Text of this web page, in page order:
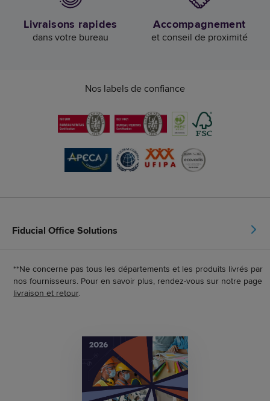
Livraisons rapides
dans votre bureau
Accompagnement
et conseil de proximité
Nos labels de confiance
Fiducial Office Solutions
**Ne concerne pas tous les départements et les produits livrés par
nos fournisseurs. Pour en savoir plus, rendez-vous sur notre page
livraison et retour.